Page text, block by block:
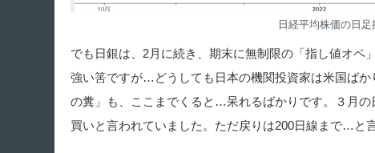
日経平均株価の日足
でも日銀は、2月に続き、期末に無制限の「指し値オペ
強い筈ですが…どうしても日本の機関投資家は米国ば
の糞」も、ここまでくると…呆れるばかりです。３月
買いと言われていました。ただ戻りは200日線まで…と